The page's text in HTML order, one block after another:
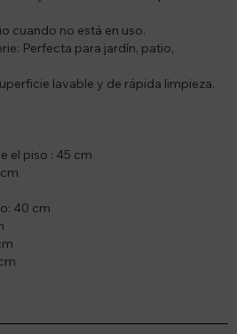
cuando no está en uso.
Perfecta para jardín, patio,
lavable y de rápida limpieza.
el piso : 45 cm
40 cm